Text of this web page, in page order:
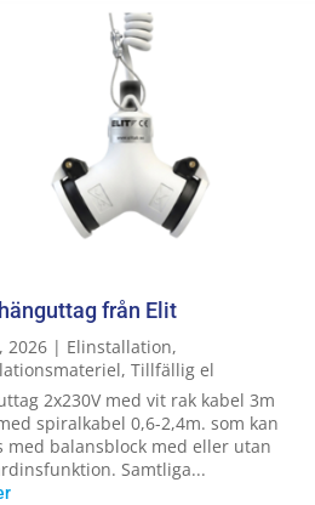
från Elit
2026| Elinstallation,
, Tillfällig el
2x230V med vit rak kabel 3m
spiralkabel 0,6-2,4m. som kan
med balansblock med eller utan
Samtliga...